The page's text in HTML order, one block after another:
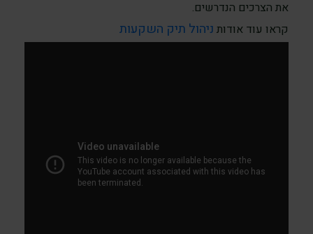
את הצרכים הנדרשים.
קראו עוד אודות ניהול תיק השקעות